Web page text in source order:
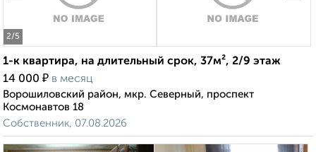
2/5
1-к квартира, на длительный срок, 37м², 2/9 этаж
14 000 ₽ в месяц
Ворошиловский район, мкр. Северный, проспект
Космонавтов 18
Собственник, 07.08.2026